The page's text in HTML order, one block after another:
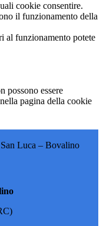
cookie consentire.
il funzionamento della
al funzionamento potete
possono essere
pagina della cookie
Luca – Bovalino